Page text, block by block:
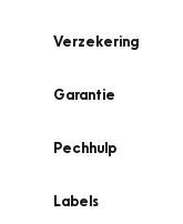
Verzekering
Garantie
Pechhulp
Labels